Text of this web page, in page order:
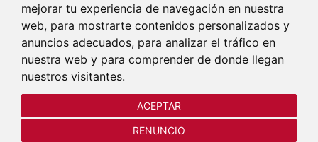
mejorar tu experiencia de navegación en nuestra
web, para mostrarte contenidos personalizados y
anuncios adecuados, para analizar el tráfico en
nuestra web y para comprender de donde llegan
nuestros visitantes.
ACEPTAR
RENUNCIO